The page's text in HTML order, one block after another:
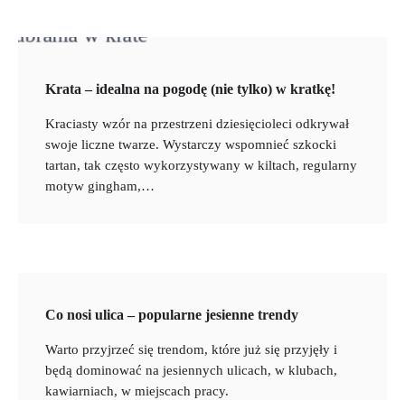
Krata – idealna na pogodę (nie tylko) w kratkę!
Kraciasty wzór na przestrzeni dziesięcioleci odkrywał
swoje liczne twarze. Wystarczy wspomnieć szkocki
tartan, tak często wykorzystywany w kiltach, regularny
motyw gingham,…
Co nosi ulica – popularne jesienne trendy
Warto przyjrzeć się trendom, które już się przyjęły i
będą dominować na jesiennych ulicach, w klubach,
kawiarniach, w miejscach pracy.